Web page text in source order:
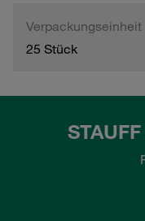
Verpackungseinheit
25 Stück